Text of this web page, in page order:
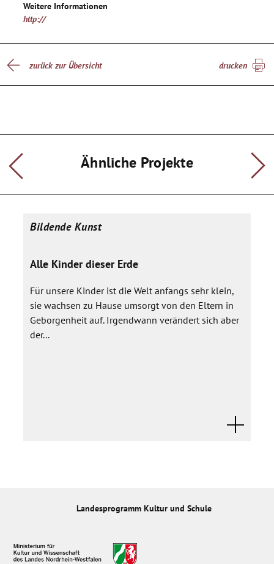
Weitere Informationen
http://
zurück zur Übersicht drucken
Ähnliche Projekte
Bildende Kunst
Alle Kinder dieser Erde
Für unsere Kinder ist die Welt anfangs sehr klein,
sie wachsen zu Hause umsorgt von den Eltern in
Geborgenheit auf. Irgendwann verändert sich aber
der...
Landesprogramm Kultur und Schule